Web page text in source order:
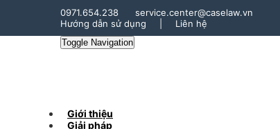
0971.654.238
service.center@caselaw.vn
Hướng dẫn sử dụng
Liên hệ
Toggle Navigation
Giới thiệu
Giải pháp